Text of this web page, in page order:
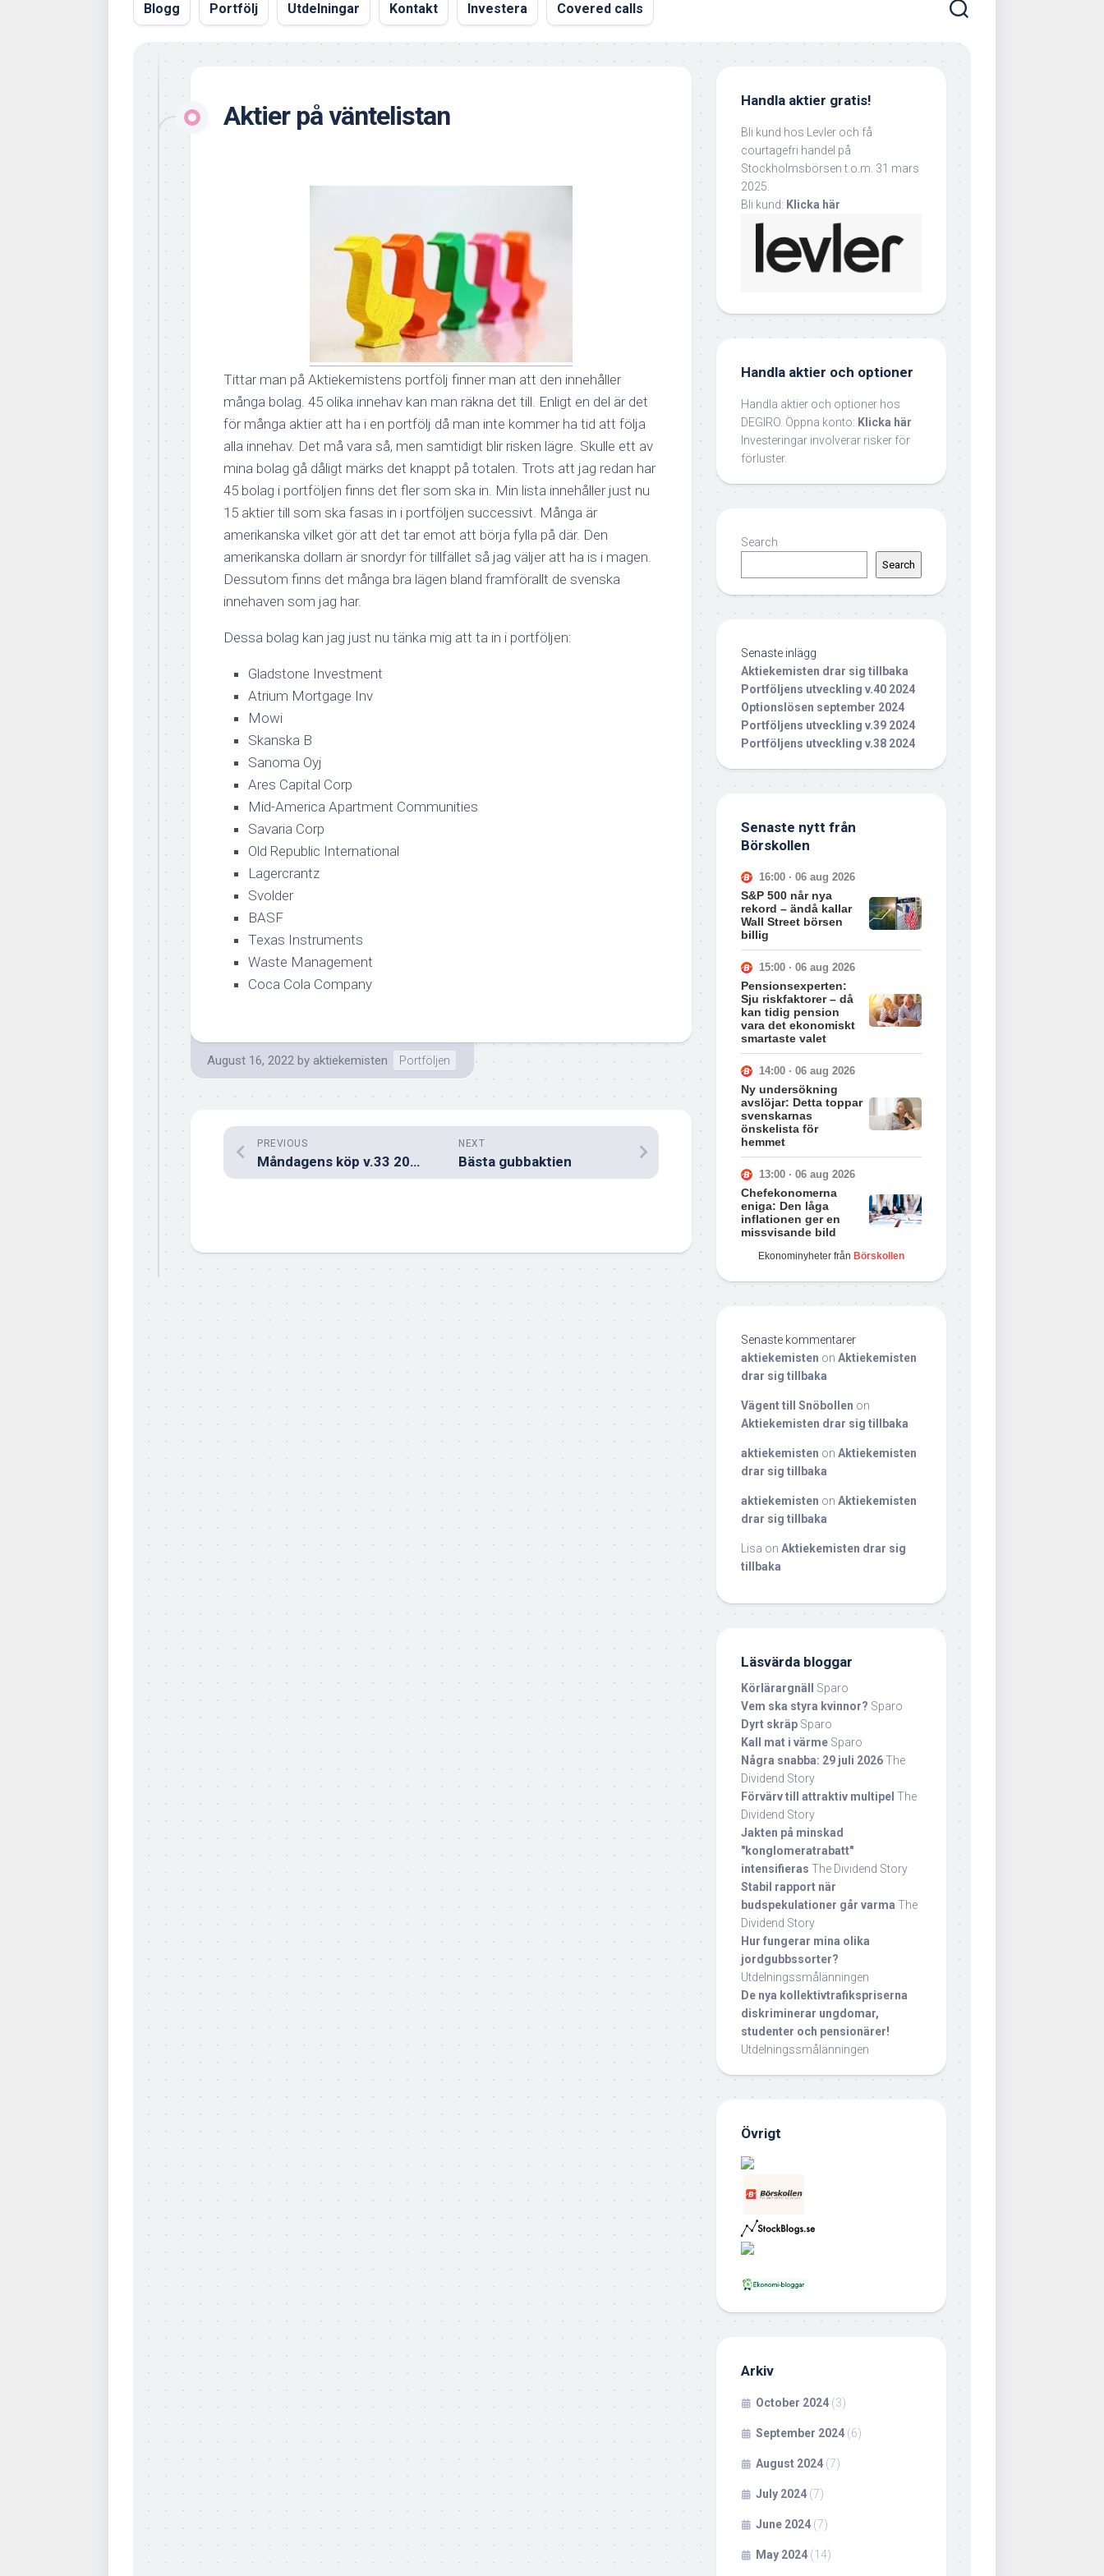
Blogg Portfölj Utdelningar Kontakt Investera Covered calls
Aktier på väntelistan
Tittar man på Aktiekemistens portfölj finner man att den innehåller
många bolag. 45 olika innehav kan man räkna det till. Enligt en del är det
för många aktier att ha i en portfölj då man inte kommer ha tid att följa
alla innehav. Det må vara så, men samtidigt blir risken lägre. Skulle ett av
mina bolag gå dåligt märks det knappt på totalen. Trots att jag redan har
45 bolag i portföljen finns det fler som ska in. Min lista innehåller just nu
15 aktier till som ska fasas in i portföljen successivt. Många är
amerikanska vilket gör att det tar emot att börja fylla på där. Den
amerikanska dollarn är snordyr för tillfället så jag väljer att ha is i magen.
Dessutom finns det många bra lägen bland framförallt de svenska
innehaven som jag har.
Dessa bolag kan jag just nu tänka mig att ta in i portföljen:
Gladstone Investment
Atrium Mortgage Inv
Mowi
Skanska B
Sanoma Oyj
Ares Capital Corp
Mid-America Apartment Communities
Savaria Corp
Old Republic International
Lagercrantz
Svolder
BASF
Texas Instruments
Waste Management
Coca Cola Company
August 16, 2022 by aktiekemisten Portföljen
NEXT
Bästa gubbaktien
PREVIOUS
Måndagens köp v.33 2022
Handla aktier gratis!
Bli kund hos Levler och få
courtagefri handel på
Stockholmsbörsen t.o.m. 31 mars
2025.
Bli kund: Klicka här
Handla aktier och optioner
Handla aktier och optioner hos
DEGIRO. Öppna konto: Klicka här
Investeringar involverar risker för
förluster.
Search
Search
Senaste inlägg
Aktiekemisten drar sig tillbaka
Portföljens utveckling v.40 2024
Optionslösen september 2024
Portföljens utveckling v.39 2024
Portföljens utveckling v.38 2024
Senaste nytt från
Börskollen
16:00 · 06 aug 2026
S&P 500 når nya
rekord – ändå kallar
Wall Street börsen
billig
15:00 · 06 aug 2026
Pensionsexperten:
Sju riskfaktorer – då
kan tidig pension
vara det ekonomiskt
smartaste valet
14:00 · 06 aug 2026
Ny undersökning
avslöjar: Detta toppar
svenskarnas
önskelista för
hemmet
13:00 · 06 aug 2026
Chefekonomerna
eniga: Den låga
inflationen ger en
missvisande bild
Ekonominyheter från Börskollen
Senaste kommentarer
aktiekemisten on Aktiekemisten
drar sig tillbaka
Vägent till Snöbollen on
Aktiekemisten drar sig tillbaka
aktiekemisten on Aktiekemisten
drar sig tillbaka
aktiekemisten on Aktiekemisten
drar sig tillbaka
Lisa on Aktiekemisten drar sig
tillbaka
Läsvärda bloggar
Körlärargnäll Sparo
Vem ska styra kvinnor? Sparo
Dyrt skräp Sparo
Kall mat i värme Sparo
Några snabba: 29 juli 2026The
Dividend Story
Förvärv till attraktiv multipel The
Dividend Story
Jakten på minskad
"konglomeratrabatt"
intensifieras The Dividend Story
Stabil rapport när
budspekulationer går varma The
Dividend Story
Hur fungerar mina olika
jordgubbssorter?
Utdelningssmålänningen
De nya kollektivtrafikspriserna
diskriminerar ungdomar,
studenter och pensionärer!
Utdelningssmålänningen
Övrigt
Arkiv
October 2024 (3)
September 2024 (6)
August 2024 (7)
July 2024 (7)
June 2024 (7)
May 2024 (14)